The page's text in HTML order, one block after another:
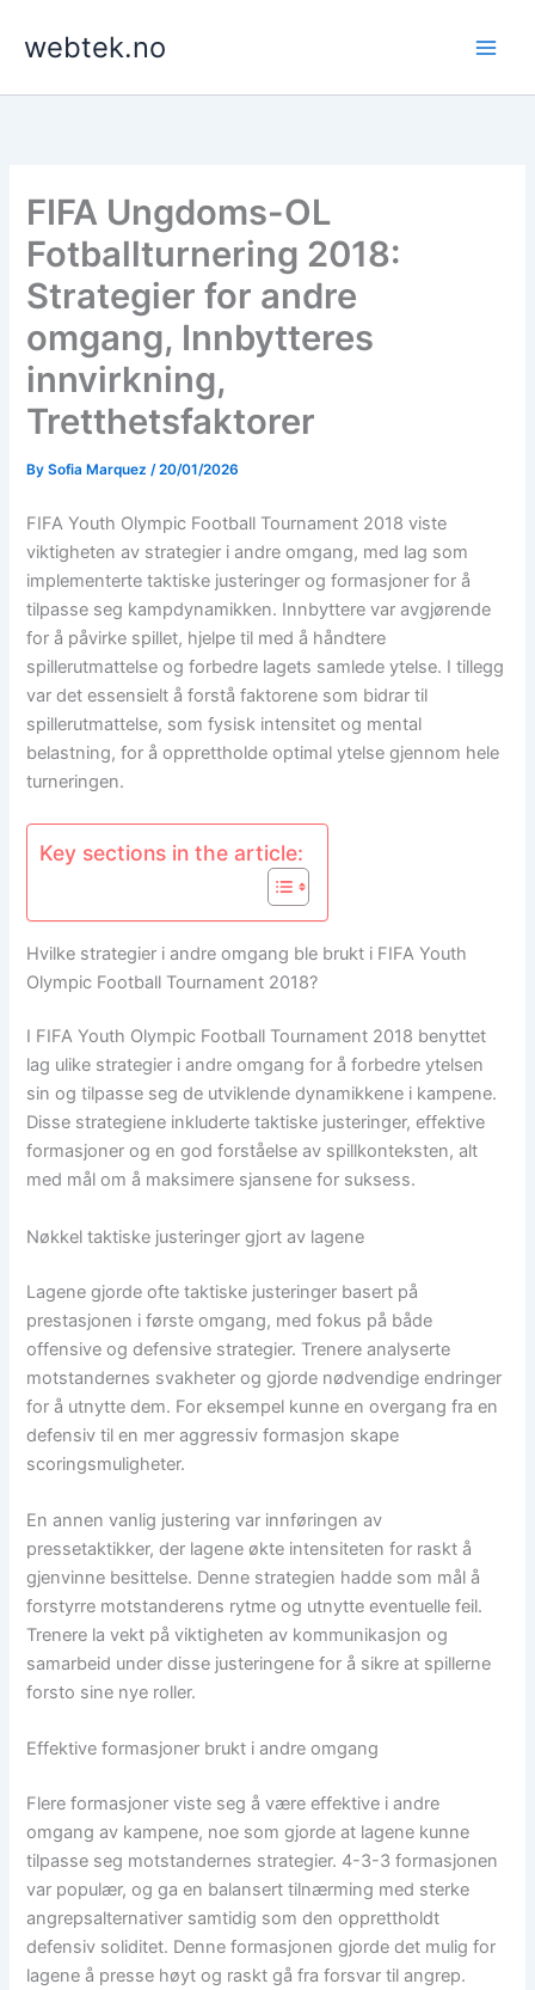
webtek.no
FIFA Ungdoms-OL
Fotballturnering 2018:
Strategier for andre
omgang, Innbytteres
innvirkning,
Tretthetsfaktorer
BySofia Marquez/20/01/2026
FIFA Youth Olympic Football Tournament 2018 viste
viktigheten av strategier i andre omgang, med lag som
implementerte taktiske justeringer og formasjoner for å
tilpasse seg kampdynamikken. Innbyttere var avgjørende
for å påvirke spillet, hjelpe til med å håndtere
spillerutmattelse og forbedre lagets samlede ytelse. I tillegg
var det essensielt å forstå faktorene som bidrar til
spillerutmattelse, som fysisk intensitet og mental
belastning, for å opprettholde optimal ytelse gjennom hele
turneringen.
Key sections in the article:
Hvilke strategier i andre omgang ble brukt i FIFA Youth
Olympic Football Tournament 2018?
I FIFA Youth Olympic Football Tournament 2018 benyttet
lag ulike strategier i andre omgang for å forbedre ytelsen
sin og tilpasse seg de utviklende dynamikkene i kampene.
Disse strategiene inkluderte taktiske justeringer, effektive
formasjoner og en god forståelse av spillkonteksten, alt
med mål om å maksimere sjansene for suksess.
Nøkkel taktiske justeringer gjort av lagene
Lagene gjorde ofte taktiske justeringer basert på
prestasjonen i første omgang, med fokus på både
offensive og defensive strategier. Trenere analyserte
motstandernes svakheter og gjorde nødvendige endringer
for å utnytte dem. For eksempel kunne en overgang fra en
defensiv til en mer aggressiv formasjon skape
scoringsmuligheter.
En annen vanlig justering var innføringen av
pressetaktikker, der lagene økte intensiteten for raskt å
gjenvinne besittelse. Denne strategien hadde som mål å
forstyrre motstanderens rytme og utnytte eventuelle feil.
Trenere la vekt på viktigheten av kommunikasjon og
samarbeid under disse justeringene for å sikre at spillerne
forsto sine nye roller.
Effektive formasjoner brukt i andre omgang
Flere formasjoner viste seg å være effektive i andre
omgang av kampene, noe som gjorde at lagene kunne
tilpasse seg motstandernes strategier. 4-3-3 formasjonen
var populær, og ga en balansert tilnærming med sterke
angrepsalternativer samtidig som den opprettholdt
defensiv soliditet. Denne formasjonen gjorde det mulig for
lagene å presse høyt og raskt gå fra forsvar til angrep.